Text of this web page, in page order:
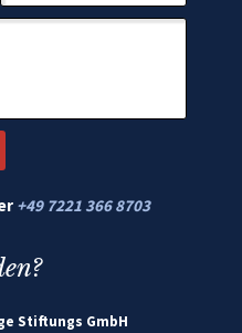
+49 7221 366 8703
Stiftungs GmbH